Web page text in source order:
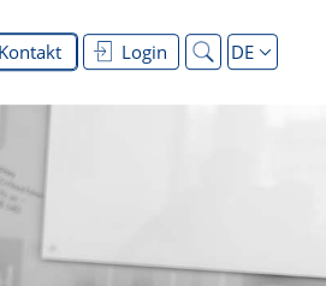
Kontakt Login DE